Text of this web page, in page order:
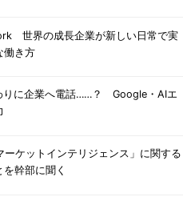
世界の成長企業が新しい日常で実
働き方
りに企業へ電話……？ Google・AIエ
ーケットインテリジェンス」に関する
幹部に聞く